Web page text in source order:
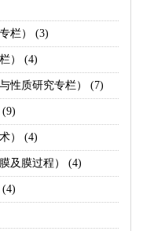
栏） (3)
） (4)
性质研究专栏） (7)
） (4)
及膜过程） (4)